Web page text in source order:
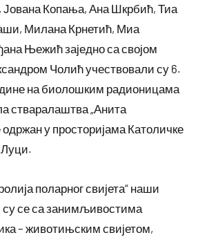
Јована Копања, Ана Шкрбић, Тиа
Милана Крнетић, Миа
Њежић заједно са својом
Чолић учествовали су 6.
на биолошким радионицама
стваралаштва „Анита
одржан у просторијама Католичке
Луци.
поларног свијета“ наши
су се са занимљивостима
– животињским свијетом,